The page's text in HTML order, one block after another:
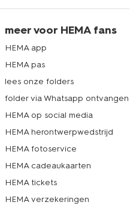
meer voor HEMA fans
HEMA app
HEMA pas
lees onze folders
folder via Whatsapp ontvangen
HEMA op social media
HEMA herontwerpwedstrijd
HEMA fotoservice
HEMA cadeaukaarten
HEMA tickets
HEMA verzekeringen